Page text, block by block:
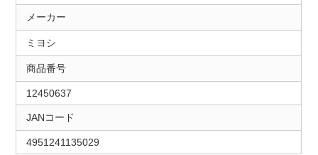
メーカー
ミヨシ
商品番号
12450637
JANコード
4951241135029